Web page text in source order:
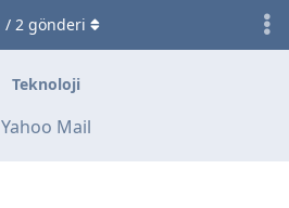
Teknoloji
Yahoo Mail
/ 2gönderi